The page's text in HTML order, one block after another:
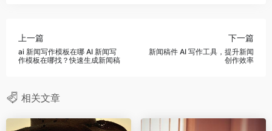
上一篇
ai 新闻写作模板在哪 AI 新闻写
作模板在哪找？快速生成新闻稿
下一篇
新闻稿件 AI 写作工具，提升新闻
创作效率
相关文章